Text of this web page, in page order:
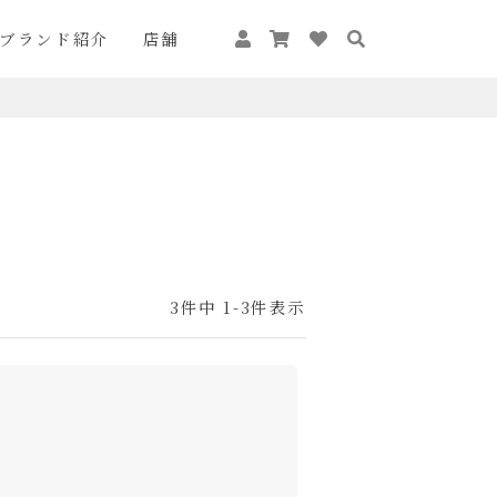
ブランド紹介 店舗
3件中 1 -3件表示